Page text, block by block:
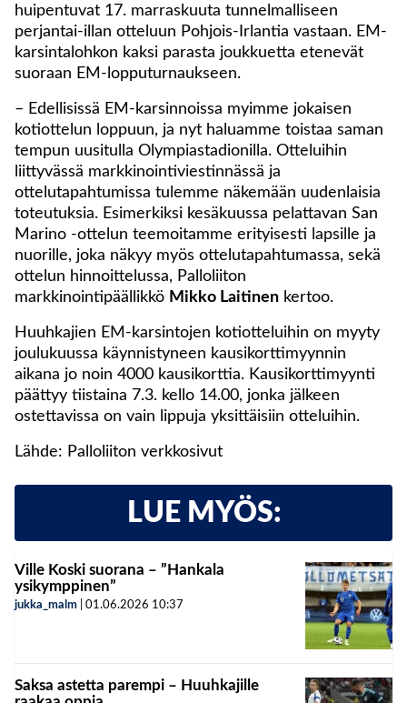
huipentuvat 17. marraskuuta tunnelmalliseen
perjantai-illan otteluun Pohjois-Irlantia vastaan. EM-
karsintalohkon kaksi parasta joukkuetta etenevät
suoraan EM-lopputurnaukseen.
– Edellisissä EM-karsinnoissa myimme jokaisen
kotiottelun loppuun, ja nyt haluamme toistaa saman
tempun uusitulla Olympiastadionilla. Otteluihin
liittyvässä markkinointiviestinnässä ja
ottelutapahtumissa tulemme näkemään uudenlaisia
toteutuksia. Esimerkiksi kesäkuussa pelattavan San
Marino -ottelun teemoitamme erityisesti lapsille ja
nuorille, joka näkyy myös ottelutapahtumassa, sekä
ottelun hinnoittelussa, Palloliiton
markkinointipäällikkö Mikko Laitinen kertoo.
Huuhkajien EM-karsintojen kotiotteluihin on myyty
joulukuussa käynnistyneen kausikorttimyynnin
aikana jo noin 4000 kausikorttia. Kausikorttimyynti
päättyy tiistaina 7.3. kello 14.00, jonka jälkeen
ostettavissa on vain lippuja yksittäisiin otteluihin.
Lähde: Palloliiton verkkosivut
LUE MYÖS:
Ville Koski suorana – ”Hankala
ysikymppinen”
jukka_malm 01.06.2026 10:37
Saksa astetta parempi – Huuhkajille